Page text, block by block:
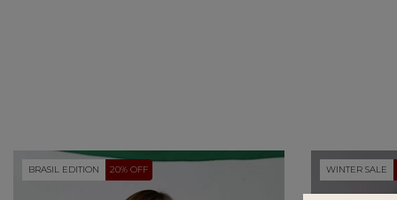
BRASIL EDITION 20% OFF WINTER SALE